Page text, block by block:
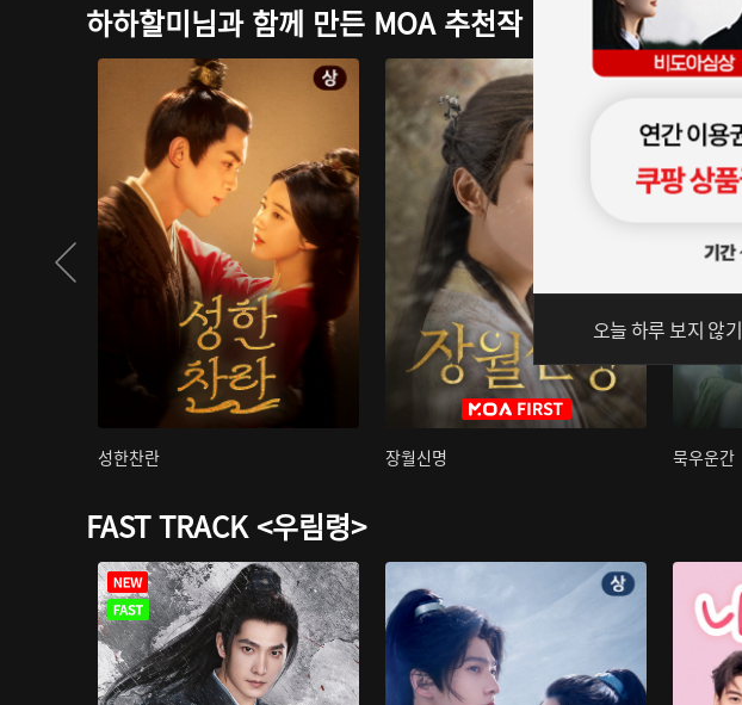
하하할미님과 함께 만든 MOA 추천작
성한찬란 장월신명 묵우운간
FAST TRACK <우림령>
오늘 하루 보지 않기